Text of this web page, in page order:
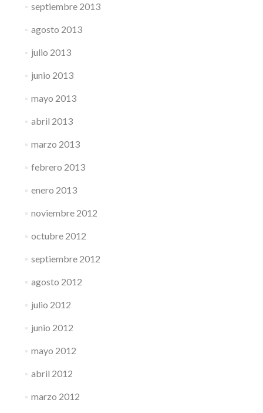
septiembre 2013
agosto 2013
julio 2013
junio 2013
mayo 2013
abril 2013
marzo 2013
febrero 2013
enero 2013
noviembre 2012
octubre 2012
septiembre 2012
agosto 2012
julio 2012
junio 2012
mayo 2012
abril 2012
marzo 2012